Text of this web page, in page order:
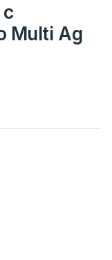
Multi Ag